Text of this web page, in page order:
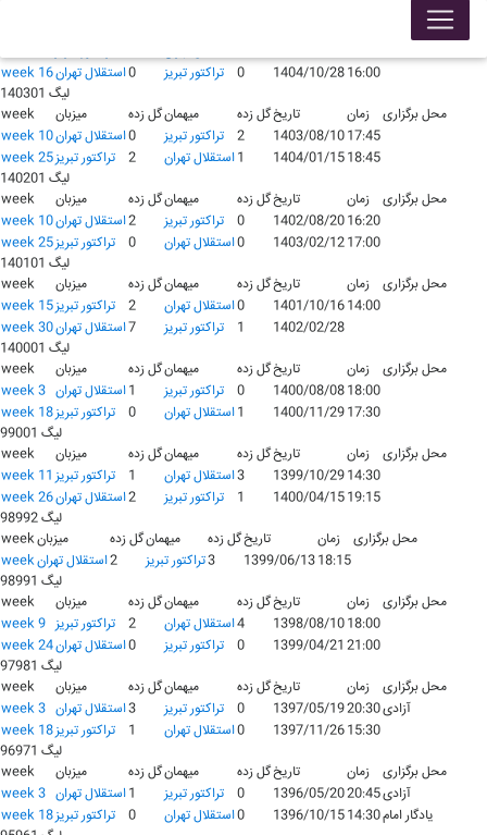
محل برگزاری
week 16استقلال تهران0 تراکتور تبریز 0 1404/10/2816:00
لیگ 140301
week
میزبان گل زدهمیهمان گل زدهتاریخ زمان
محل برگزاری
week 10استقلال تهران0 تراکتور تبریز 2 1403/08/1017:45
week 25تراکتور تبریز 2 استقلال تهران1 1404/01/1518:45
لیگ 140201
week
میزبان گل زدهمیهمان گل زدهتاریخ زمان
محل برگزاری
week 10استقلال تهران2 تراکتور تبریز 0 1402/08/2016:20
week 25تراکتور تبریز 0 استقلال تهران0 1403/02/1217:00
لیگ 140101
week
میزبان گل زدهمیهمان گل زدهتاریخ زمان
محل برگزاری
week 15تراکتور تبریز 2 استقلال تهران0 1401/10/1614:00
week 30استقلال تهران7 تراکتور تبریز 1
1402/02/28
لیگ 140001
week
میزبان گل زدهمیهمان گل زدهتاریخ زمان
محل برگزاری
week 3 استقلال تهران1 تراکتور تبریز 0 1400/08/0818:00
week 18تراکتور تبریز 0 استقلال تهران1 1400/11/2917:30
لیگ 99001
week
میزبان گل زدهمیهمان گل زدهتاریخ زمان
محل برگزاری
week 11 تراکتور تبریز 1 استقلال تهران3 1399/10/2914:30
week 26استقلال تهران2 تراکتور تبریز 1 1400/04/1519:15
لیگ 98992
weekمیزبان گل زدهمیهمان گل زدهتاریخ زمان
محل برگزاری
weekاستقلال تهران2 تراکتور تبریز3 1399/06/1318:15
لیگ 98991
week
میزبان گل زدهمیهمان گل زدهتاریخ زمان
محل برگزاری
week 9 تراکتور تبریز 2 استقلال تهران4 1398/08/1018:00
week 24استقلال تهران0 تراکتور تبریز 0 1399/04/21 21:00
لیگ 97981
week
میزبان گل زدهمیهمان گل زدهتاریخ زمان
محل برگزاری
week 3 استقلال تهران3 تراکتور تبریز 0 1397/05/1920:30آزادی
week 18تراکتور تبریز 1 استقلال تهران0 1397/11/2615:30
لیگ 96971
week
میزبان گل زدهمیهمان گل زدهتاریخ زمان
محل برگزاری
week 3 استقلال تهران1 تراکتور تبریز 0 1396/05/2020:45آزادی
week 18تراکتور تبریز 0 استقلال تهران0 1396/10/1514:30یادگار امام